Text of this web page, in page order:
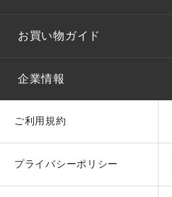
お買い物ガイド
企業情報
ご利用規約
プライバシーポリシー